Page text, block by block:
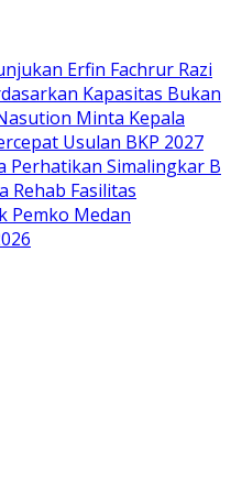
Erfin Fachrur Razi
Kapasitas Bukan
Minta Kepala
Usulan BKP 2027
Perhatikan Simalingkar B
Rehab Fasilitas
Pemko Medan